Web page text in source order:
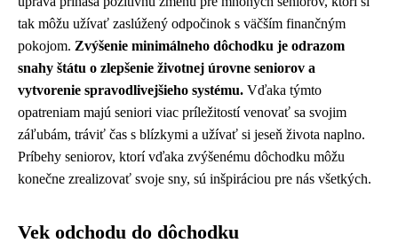
tak môžu užívať zaslúžený odpočinok s väčším finančným
pokojom. Zvýšenie minimálneho dôchodku je odrazom
snahy štátu o zlepšenie životnej úrovne seniorov a
vytvorenie spravodlivejšieho systému. Vďaka týmto
opatreniam majú seniori viac príležitostí venovať sa svojim
záľubám, tráviť čas s blízkymi a užívať si jeseň života naplno.
Príbehy seniorov, ktorí vďaka zvýšenému dôchodku môžu
konečne zrealizovať svoje sny, sú inšpiráciou pre nás všetkých.
Vek odchodu do dôchodku